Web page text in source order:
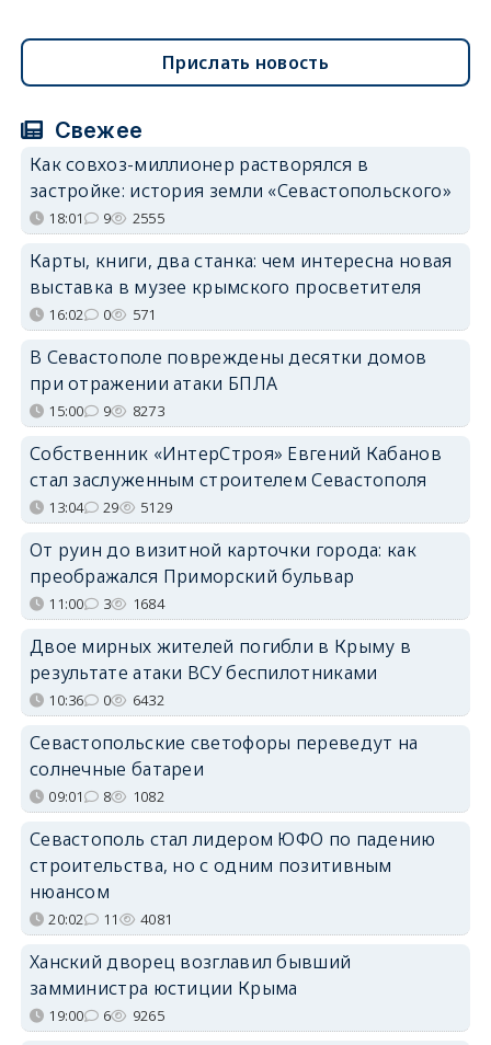
Прислать новость
Свежее
Как совхоз-миллионер растворялся в
застройке: история земли «Севастопольского»
18:01 9 2555
Карты, книги, два станка: чем интересна новая
выставка в музее крымского просветителя
16:02 0 571
В Севастополе повреждены десятки домов
при отражении атаки БПЛА
15:00 9 8273
Собственник «ИнтерСтроя» Евгений Кабанов
стал заслуженным строителем Севастополя
13:04 29 5129
От руин до визитной карточки города: как
преображался Приморский бульвар
11:00 3 1684
Двое мирных жителей погибли в Крыму в
результате атаки ВСУ беспилотниками
10:36 0 6432
Севастопольские светофоры переведут на
солнечные батареи
09:01 8 1082
Севастополь стал лидером ЮФО по падению
строительства, но с одним позитивным
нюансом
20:02 11 4081
Ханский дворец возглавил бывший
замминистра юстиции Крыма
19:00 6 9265